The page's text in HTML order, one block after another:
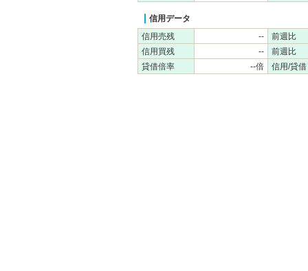
信用データ
信用売残
--
前週比
信用買残
--
前週比
貸借倍率
--倍 信用/貸借